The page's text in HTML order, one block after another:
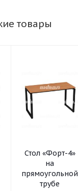
товары
Стол «Форт-4»
на
прямоугольной
трубе